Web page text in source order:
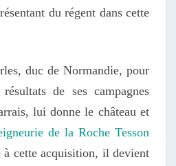
du régent dans cette
duc de Normandie, pour
de ses campagnes
lui donne le château et
de la Roche Tesson
à cette acquisition, il devient